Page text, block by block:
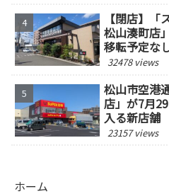
【閉店】
松山湊町店
移転予定な
32478 views
松山市空港
店」が7月
入る新店舗
23157 views
ホーム